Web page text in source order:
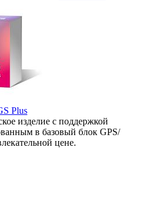
Plus
изделие с поддержкой
в базовый блок GPS/
цене.